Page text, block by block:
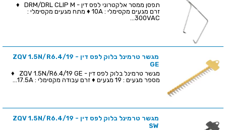
תפסן ממסר אלקטרוני לפס דין - DRM/DRL CLIP M ♦
זרם מגעים מקסימלי : 10A ♦ מתח מגעים מקסימלי :
300VAC...
מגשר טרמינל בלוק לפס דין - ZQV 1.5N/R6.4/19
GE
מגשר טרמינל בלוק לפס דין - ZQV 1.5N/R6.4/19 GE ♦
מספר מגעים : 19 מגעים ♦ זרם עבודה מקסימלי : 17.5A...
מגשר טרמינל בלוק לפס דין - ZQV 1.5N/R6.4/19
SW